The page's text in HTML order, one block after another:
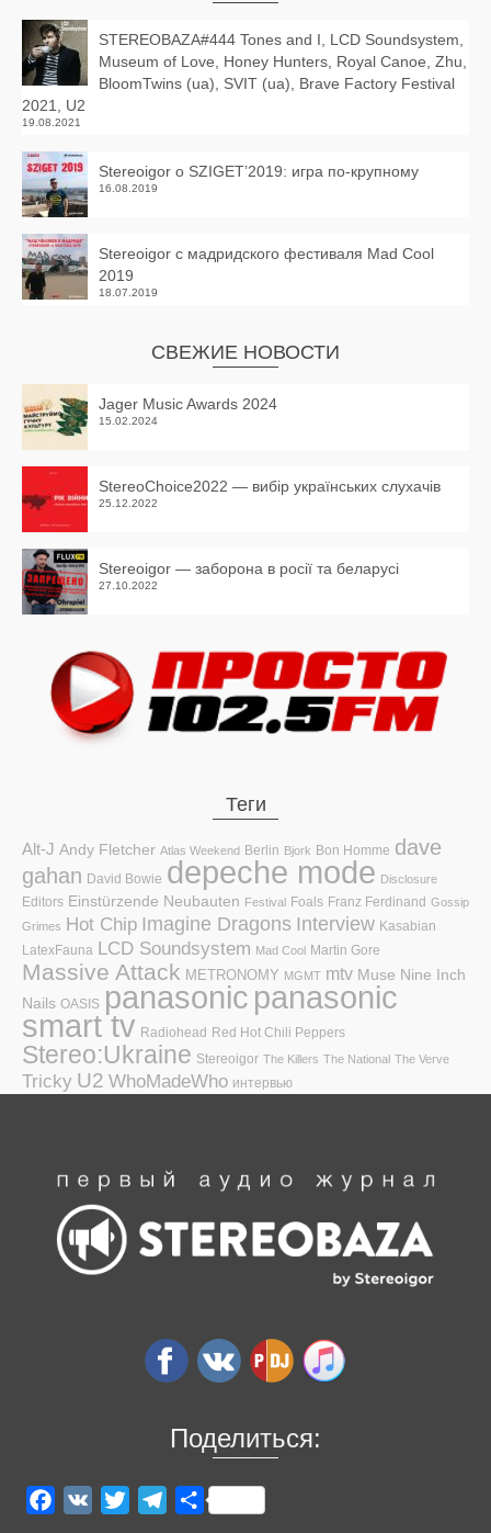
STEREOBAZA#444 Tones and I, LCD Soundsystem,
Museum of Love, Honey Hunters, Royal Canoe, Zhu,
BloomTwins (ua), SVIT (ua), Brave Factory Festival
2021, U2
19.08.2021
Stereoigor о SZIGET’2019: игра по-крупному
16.08.2019
Stereoigor с мадридского фестиваля Mad Cool
2019
18.07.2019
СВЕЖИЕ НОВОСТИ
Jager Music Awards 2024
15.02.2024
StereoChoice2022 — вибір українських слухачів
25.12.2022
Stereoigor — заборона в росії та беларусі
27.10.2022
Теги
Alt-J Andy Fletcher Atlas Weekend Berlin Bjork Bon Homme dave
gahan David Bowie depeche mode Disclosure
Editors Einstürzende Neubauten Festival Foals Franz Ferdinand Gossip
Grimes Hot Chip Imagine Dragons Interview Kasabian
LatexFauna LCD Soundsystem Mad Cool Martin Gore
Massive Attack METRONOMY MGMT mtv Muse Nine Inch
Nails OASIS panasonic panasonic
smart tv Radiohead Red Hot Chili Peppers
Stereo:Ukraine Stereoigor The Killers The National The Verve
Tricky U2 WhoMadeWho интервью
Поделиться:
Facebook
VK Twitter TelegramОтправить